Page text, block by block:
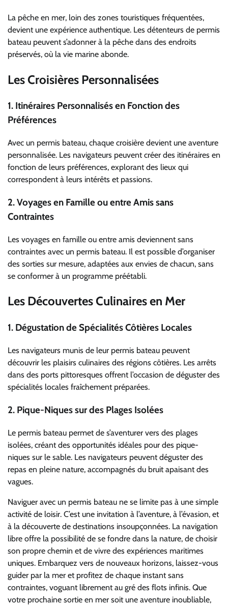
La pêche en mer, loin des zones touristiques fréquentées,
devient une expérience authentique. Les détenteurs de permis
bateau peuvent s’adonner à la pêche dans des endroits
préservés, où la vie marine abonde.
Les Croisières Personnalisées
1. Itinéraires Personnalisés en Fonction des
Préférences
Avec un permis bateau, chaque croisière devient une aventure
personnalisée. Les navigateurs peuvent créer des itinéraires en
fonction de leurs préférences, explorant des lieux qui
correspondent à leurs intérêts et passions.
2.Voyages en Famille ou entre Amis sans
Contraintes
Les voyages en famille ou entre amis deviennent sans
contraintes avec un permis bateau. Il est possible d’organiser
des sorties sur mesure, adaptées aux envies de chacun, sans
se conformer à un programme préétabli.
Les Découvertes Culinaires en Mer
1. Dégustation de Spécialités Côtières Locales
Les navigateurs munis de leur permis bateau peuvent
découvrir les plaisirs culinaires des régions côtières. Les arrêts
dans des ports pittoresques offrent l’occasion de déguster des
spécialités locales fraîchement préparées.
2. Pique-Niques sur des Plages Isolées
Le permis bateau permet de s’aventurer vers des plages
isolées, créant des opportunités idéales pour des pique-
niques sur le sable. Les navigateurs peuvent déguster des
repas en pleine nature, accompagnés du bruit apaisant des
vagues.
Naviguer avec un permis bateau ne se limite pas à une simple
activité de loisir. C’est une invitation à l’aventure, à l’évasion, et
à la découverte de destinations insoupçonnées. La navigation
libre offre la possibilité de se fondre dans la nature, de choisir
son propre chemin et de vivre des expériences maritimes
uniques. Embarquez vers de nouveaux horizons, laissez-vous
guider par la mer et profitez de chaque instant sans
contraintes, voguant librement au gré des flots infinis. Que
votre prochaine sortie en mer soit une aventure inoubliable,